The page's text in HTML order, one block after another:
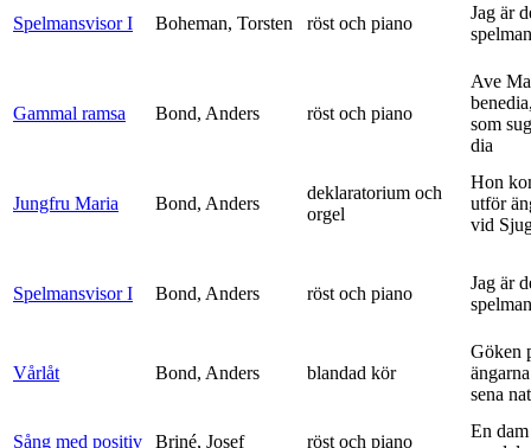
Spelmansvisor I Boheman, Torsten röst och piano
Jag är
spelman
Gammal ramsa Bond, Anders röst och piano
Ave
som
dia
Jungfru Maria Bond, Anders
deklaratorium och
orgel
Hon
utför
vid
Spelmansvisor I Bond, Anders röst och piano
Jag är
spelman
Vårlåt Bond, Anders blandad kör
Göken
sena
Sång med positiv Briné, Josef röst och piano
En